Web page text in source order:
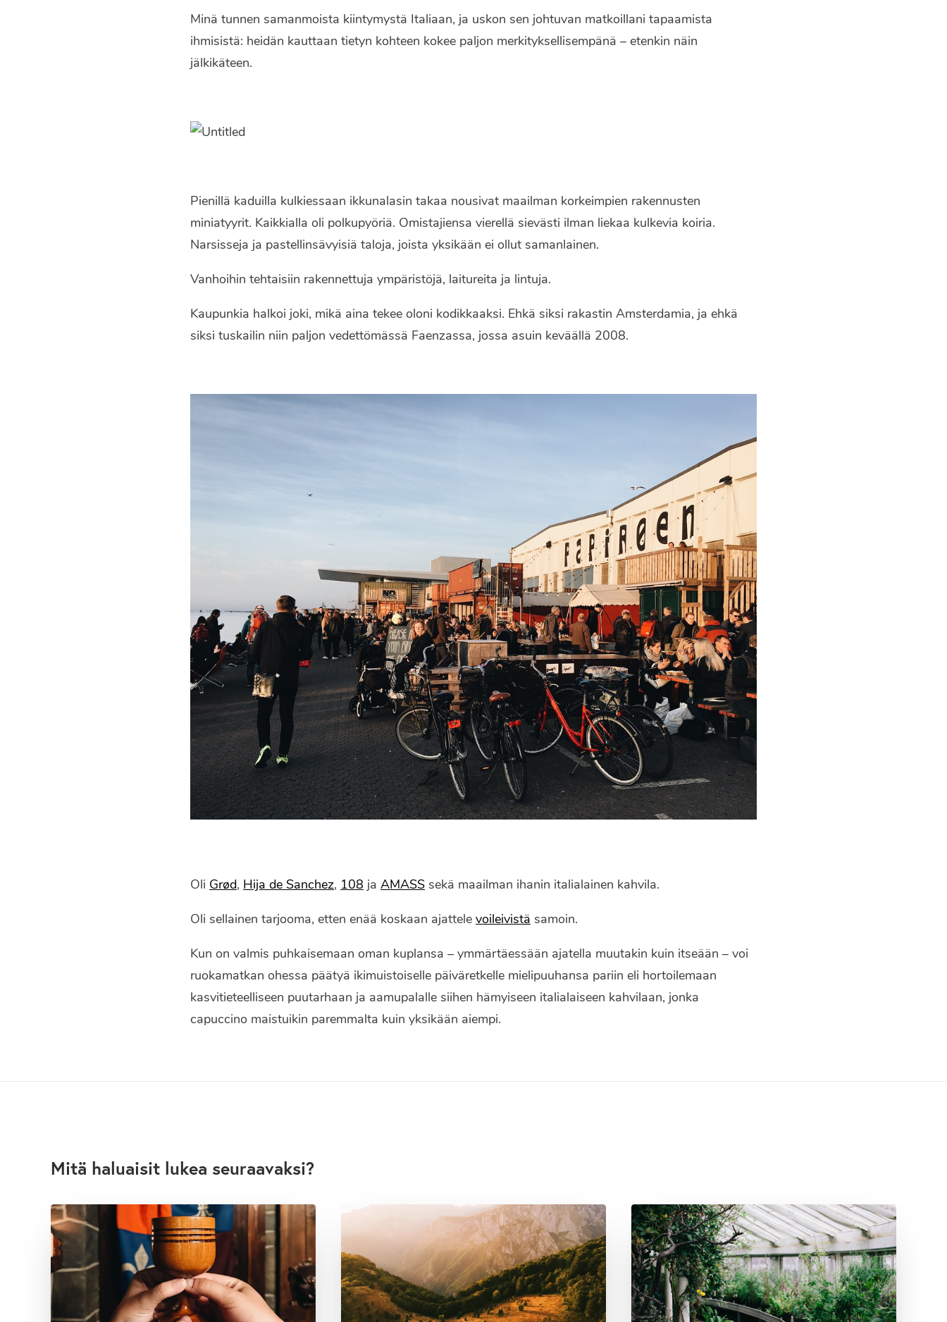
Minä tunnen samanmoista kiintymystä Italiaan, ja uskon sen johtuvan matkoillani tapaamista
ihmisistä: heidän kauttaan tietyn kohteen kokee paljon merkityksellisempänä – etenkin näin
jälkikäteen.
Pienillä kaduilla kulkiessaan ikkunalasin takaa nousivat maailman korkeimpien rakennusten
miniatyyrit. Kaikkialla oli polkupyöriä. Omistajiensa vierellä sievästi ilman liekaa kulkevia koiria.
Narsisseja ja pastellinsävyisiä taloja, joista yksikään ei ollut samanlainen.
Vanhoihin tehtaisiin rakennettuja ympäristöjä, laitureita ja lintuja.
Kaupunkia halkoi joki, mikä aina tekee oloni kodikkaaksi. Ehkä siksi rakastin Amsterdamia, ja ehkä
siksi tuskailin niin paljon vedettömässä Faenzassa, jossa asuin keväällä 2008.
Oli Grød, Hija de Sanchez, 108 ja AMASS sekä maailman ihanin italialainen kahvila.
Oli sellainen tarjooma, etten enää koskaan ajattele voileivistä samoin.
Kun on valmis puhkaisemaan oman kuplansa – ymmärtäessään ajatella muutakin kuin itseään – voi
ruokamatkan ohessa päätyä ikimuistoiselle päiväretkelle mielipuuhansa pariin eli hortoilemaan
kasvitieteelliseen puutarhaan ja aamupalalle siihen hämyiseen italialaiseen kahvilaan, jonka
capuccino maistuikin paremmalta kuin yksikään aiempi.
Mitä haluaisit lukea seuraavaksi?